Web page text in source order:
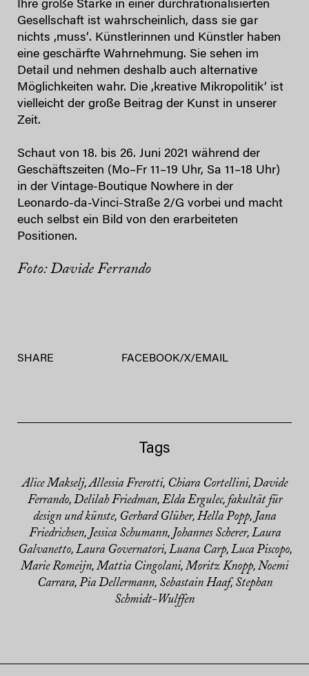
Ihre große Stärke in einer durchrationalisierten
Gesellschaft ist wahrscheinlich, dass sie gar
nichts ‚muss‘. Künstlerinnen und Künstler haben
eine geschärfte Wahrnehmung. Sie sehen im
Detail und nehmen deshalb auch alternative
Möglichkeiten wahr. Die ‚kreative Mikropolitik‘ ist
vielleicht der große Beitrag der Kunst in unserer
Zeit.
Schaut von 18. bis 26. Juni 2021 während der
Geschäftszeiten (Mo–Fr 11–19 Uhr, Sa 11–18 Uhr)
in der Vintage-Boutique Nowhere in der
Leonardo-da-Vinci-Straße 2/G vorbei und macht
euch selbst ein Bild von den erarbeiteten
Positionen.
Foto: Davide Ferrando
SHARE FACEBOOK/X/ EMAIL
Tags
Alice Makselj,Allessia Frerotti, Chiara Cortellini, Davide
Ferrando, Delilah Friedman, Elda Ergulec, fakultät für
design und künste, Gerhard Glüher, Hella Popp, Jana
Friedrichsen, Jessica Schumann, Johannes Scherer, Laura
Galvanetto, Laura Governatori, Luana Carp, Luca Piscopo,
Marie Romeijn, Mattia Cingolani, Moritz Knopp,Noemi
Carrara, Pia Dellermann, Sebastain Haaf, Stephan
Schmidt-Wulffen